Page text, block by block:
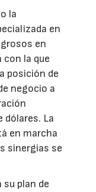
la
en
en
con la que
posición de
negocio a
dólares. La
en marcha
sinergias se
su plan de